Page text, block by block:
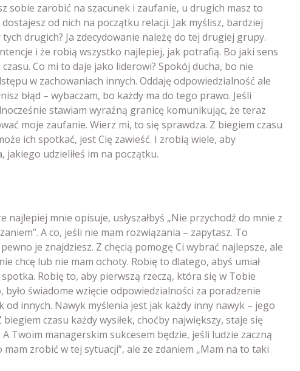
sobie zarobić na szacunek i zaufanie, u drugich masz to
od nich na początku relacji. Jak myślisz, bardziej
drugich? Ja zdecydowanie należę do tej drugiej grupy.
i że robią wszystko najlepiej, jak potrafią. Bo jaki sens
Co mi to daje jako liderowi? Spokój ducha, bo nie
w zachowaniach innych. Oddaję odpowiedzialność ale
błąd – wybaczam, bo każdy ma do tego prawo. Jeśli
stawiam wyraźną granicę komunikując, że teraz
moje zaufanie. Wierz mi, to się sprawdza. Z biegiem czasu
ich spotkać, jest Cię zawieść. I zrobią wiele, aby
udzieliłeś im na początku.
najlepiej mnie opisuje, usłyszałbyś „Nie przychodź do mnie z
A co, jeśli nie mam rozwiązania – zapytasz. To
je znajdziesz. Z chęcią pomogę Ci wybrać najlepsze, ale
chcę lub nie mam ochoty. Robię to dlatego, abyś umiał
Robię to, aby pierwszą rzeczą, która się w Tobie
świadome wzięcie odpowiedzialności za poradzenie
innych. Nawyk myślenia jest jak każdy inny nawyk – jego
czasu każdy wysiłek, choćby największy, staje się
Twoim managerskim sukcesem będzie, jeśli ludzie zaczną
zrobić w tej sytuacji”, ale ze zdaniem „Mam na to taki